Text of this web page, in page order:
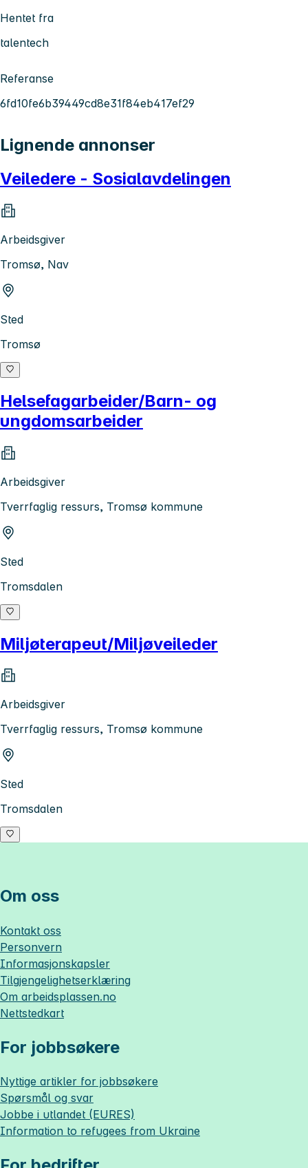
Hentet fra
talentech
Referanse
6fd10fe6b39449cd8e31f84eb417ef29
Lignende annonser
Veiledere - Sosialavdelingen
Arbeidsgiver
Tromsø, Nav
Sted
Tromsø
Helsefagarbeider/Barn- og
ungdomsarbeider
Arbeidsgiver
Tverrfaglig ressurs, Tromsø kommune
Sted
Tromsdalen
Miljøterapeut/Miljøveileder
Arbeidsgiver
Tverrfaglig ressurs, Tromsø kommune
Sted
Tromsdalen
Om oss
Kontakt oss
Personvern
Informasjonskapsler
Tilgjengelighetserklæring
Om arbeidsplassen.no
Nettstedkart
For jobbsøkere
Nyttige artikler for jobbsøkere
Spørsmål og svar
Jobbe i utlandet (EURES)
Information to refugees from Ukraine